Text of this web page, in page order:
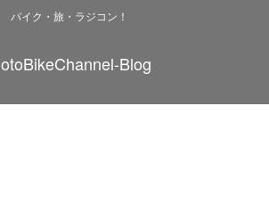
バイク・旅・ラジコン！
Blog